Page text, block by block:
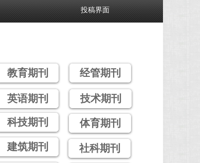
投稿界面
教育期刊
英语期刊
科技期刊
建筑期刊
经管期刊
技术期刊
体育期刊
社科期刊